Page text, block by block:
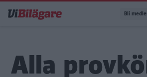
till
Bli
Alla